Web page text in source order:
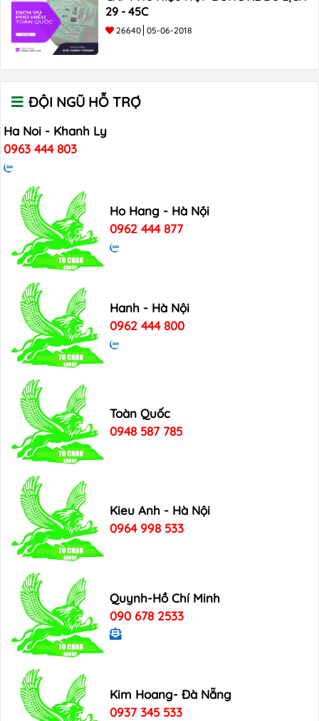
29 - 45C
26640 05-06-2018
ĐỘI NGŨ HỖ TRỢ
Ha Noi - Khanh Ly
0963 444 803
Ho Hang - Hà Nội
0962 444 877
Hanh - Hà Nội
0962 444 800
Toàn Quốc
0948 587 785
Kieu Anh - Hà Nội
0964 998 533
Quynh-Hồ Chí Minh
090 678 2533
Kim Hoang- Đà Nẵng
0937 345 533